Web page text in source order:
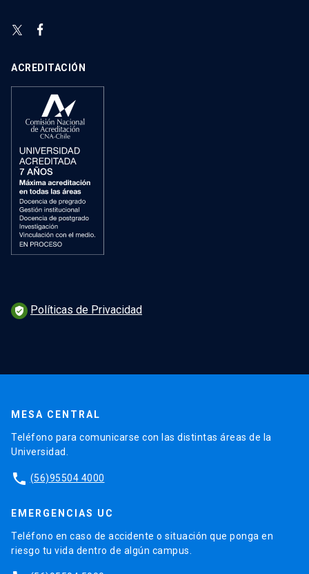
ACREDITACIÓN
verified_user Políticas de Privacidad
MESA CENTRAL
Teléfono para comunicarse con las distintas áreas de la
Universidad.
phone (56)95504 4000
EMERGENCIAS UC
Teléfono en caso de accidente o situación que ponga en
riesgo tu vida dentro de algún campus.